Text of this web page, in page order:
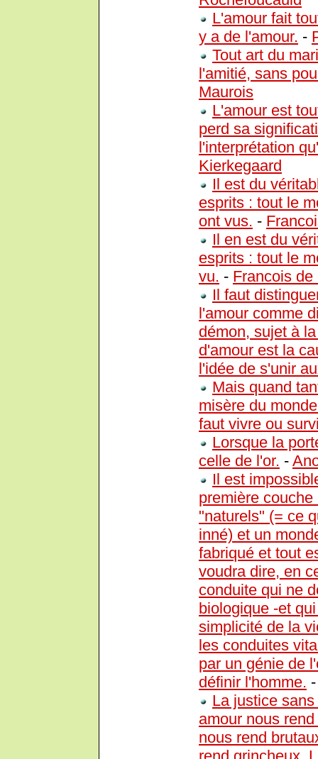
L'amour fait
y a de l'amour. -
Tout art du
l'amitié, sans
Maurois
L'amour est
perd sa
l'interprétation
Kierkegaard
Il est du
esprits : tout le
ont vus. -
Il en est du
esprits : tout le
vu. - Francois
Il faut
l'amour comme
démon, sujet à
d'amour est la
l'idée de s'unir
Mais quand
misère du
faut vivre ou
Lorsque la
celle de l'or. -
Il est
première
"naturels" (= ce
inné) et un
fabriqué et tout
voudra dire, en
conduite qui ne
biologique -et
simplicité de la
les conduites
par un génie de
définir l'homme.
La justice
amour nous
nous rend